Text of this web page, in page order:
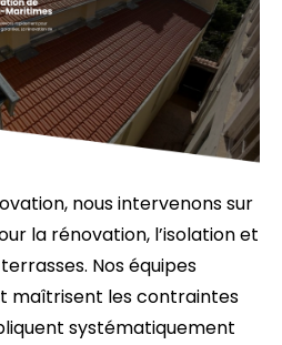
nous intervenons sur
la rénovation, l’isolation et
Nos équipes
maîtrisent les contraintes
systématiquement